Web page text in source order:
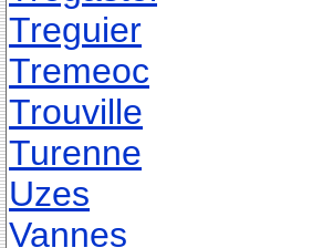
Treguier
Tremeoc
Trouville
Turenne
Uzes
Vannes